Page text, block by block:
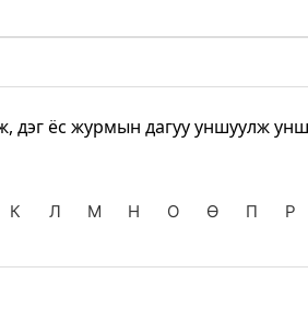
дэг ёс журмын дагуу уншуулж
К Л М Н О Ө П Р